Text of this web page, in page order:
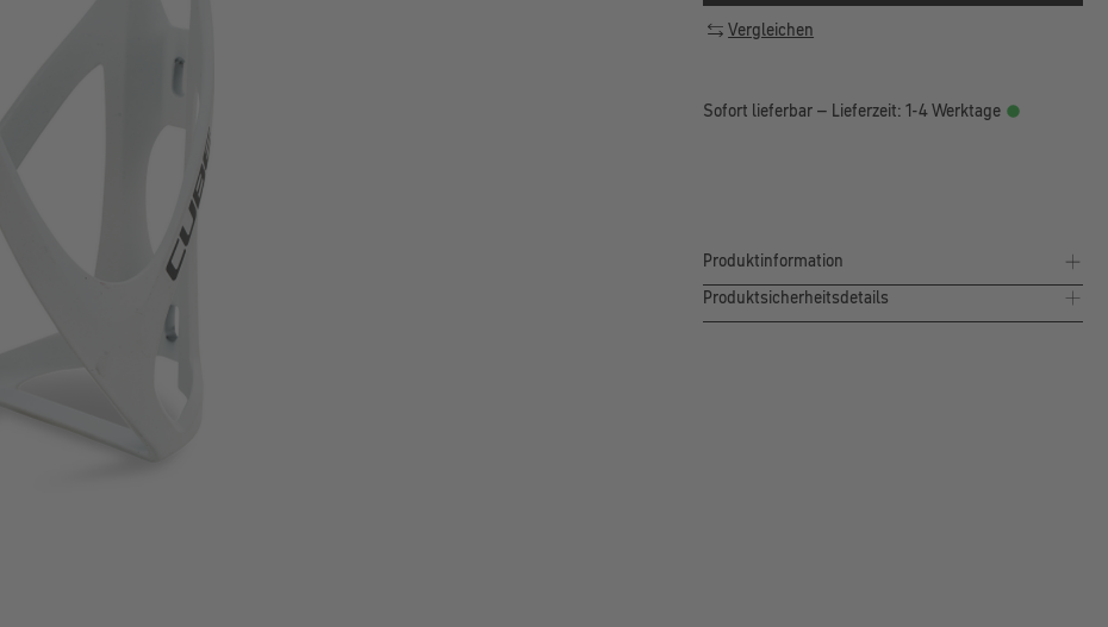
Vergleichen
Sofort lieferbar – Lieferzeit: 1-4 Werktage
Produktinformation
Produktsicherheitsdetails